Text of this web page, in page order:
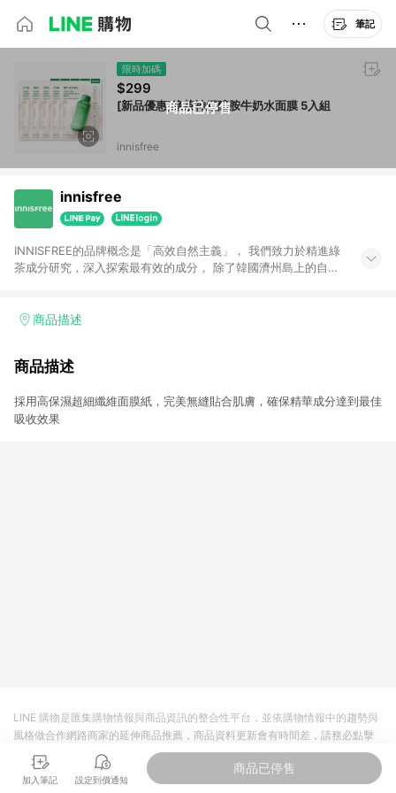
筆記
商品已停售
限時加碼
$299
[新品優惠]綠茶神經醯胺牛奶水面膜 5入組
innisfree
innisfree
INNISFREE的品牌概念是「高效自然主義」， 我們致力於精進綠
茶成分研究，深入探索最有效的成分， 除了韓國濟州島上的自然
滿活力形象的「自由之島」， 開啟全新肌膚保養的可能性，致力
商品描述
商品描述
採用高保濕超細纖維面膜紙，完美無縫貼合肌膚，確保精華成分達到最佳
吸收效果
加入筆記 設定到價通知
商品已停售
LINE 購物是匯集購物情報與商品資訊的整合性平台，並依購物情報中的趨勢與
風格做合作網路商家的延伸商品推薦，商品資料更新會有時間差，請務必點擊
商品至各合作網路商家，確認現售價與購物條件，一切資訊以合作廠商網頁為
準。